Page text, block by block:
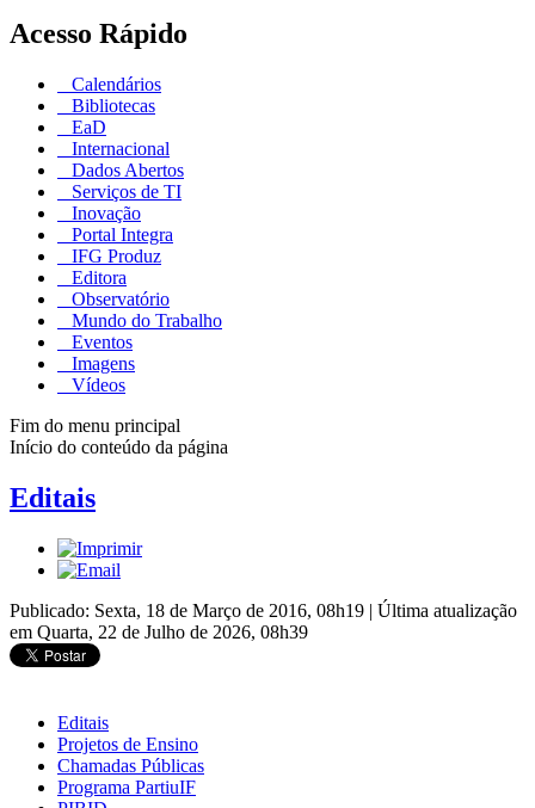
Acesso Rápido
Calendários
Bibliotecas
EaD
Internacional
Dados Abertos
Serviços de TI
Inovação
Portal Integra
IFG Produz
Editora
Observatório
Mundo do Trabalho
Eventos
Imagens
Vídeos
Fim do menu principal
Início do conteúdo da página
Editais
Publicado: Sexta, 18 de Março de 2016, 08h19 | Última atualização
em Quarta, 22 de Julho de 2026, 08h39
Editais
Projetos de Ensino
Chamadas Públicas
Programa PartiuIF